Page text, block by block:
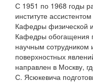
С 1951 по 1968 годы
институте
Кафедры физической
Кафедры обогащения
научным сотрудником
поверхностных
направлен в Москву,
С. Ясюкевича